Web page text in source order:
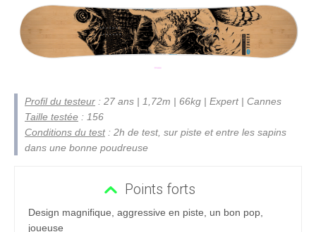
Profil du testeur : 27 ans | 1,72m | 66kg | Expert | Cannes
Taille testée : 156
Conditions du test: 2h de test, sur piste et entre les sapins
dans une bonne poudreuse
Points forts
Design magnifique, aggressive en piste, un bon pop,
joueuse